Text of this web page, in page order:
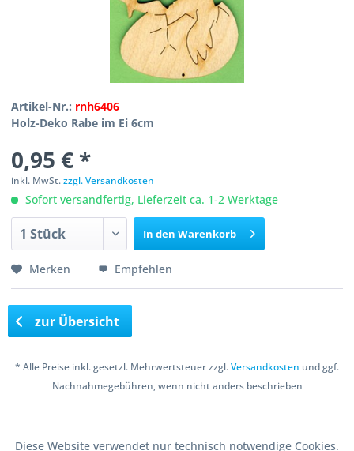
Artikel-Nr.: rnh6406
Holz-Deko Rabe im Ei 6cm
0,95 € *
inkl. MwSt.zzgl. Versandkosten
Sofort versandfertig, Lieferzeit ca. 1-2 Werktage
In den Warenkorb
Merken Empfehlen
zur Übersicht
* Alle Preise inkl. gesetzl. Mehrwertsteuer zzgl.Versandkosten und ggf.
Nachnahmegebühren, wenn nicht anders beschrieben
Diese Website verwendet nur technisch notwendige Cookies.